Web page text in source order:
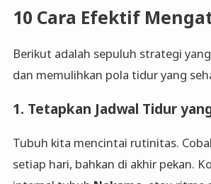
10 Cara Efektif
Berikut adalah sepuluh strategi
dan memulihkan pola tidur yang
1. Tetapkan Jadwal Tidur
Tubuh kita mencintai rutinitas.
setiap hari, bahkan di akhir pekan.